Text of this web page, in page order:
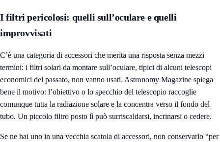
I filtri pericolosi: quelli sull’oculare e quelli
improvvisati
C’è una categoria di accessori che merita una risposta senza mezzi
termini: i filtri solari da montare sull’oculare, tipici di alcuni telescopi
economici del passato, non vanno usati. Astronomy Magazine spiega
bene il motivo: l’obiettivo o lo specchio del telescopio raccoglie
comunque tutta la radiazione solare e la concentra verso il fondo del
tubo. Un piccolo filtro posto lì può surriscaldarsi, incrinarsi o cedere.
Se ne hai uno in una vecchia scatola di accessori, non conservarlo “per